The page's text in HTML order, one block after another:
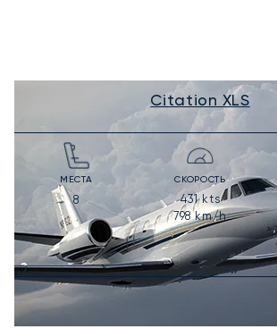
Citation XLS
МЕСТА
8
СКОРОСТЬ
431kts
798km/h